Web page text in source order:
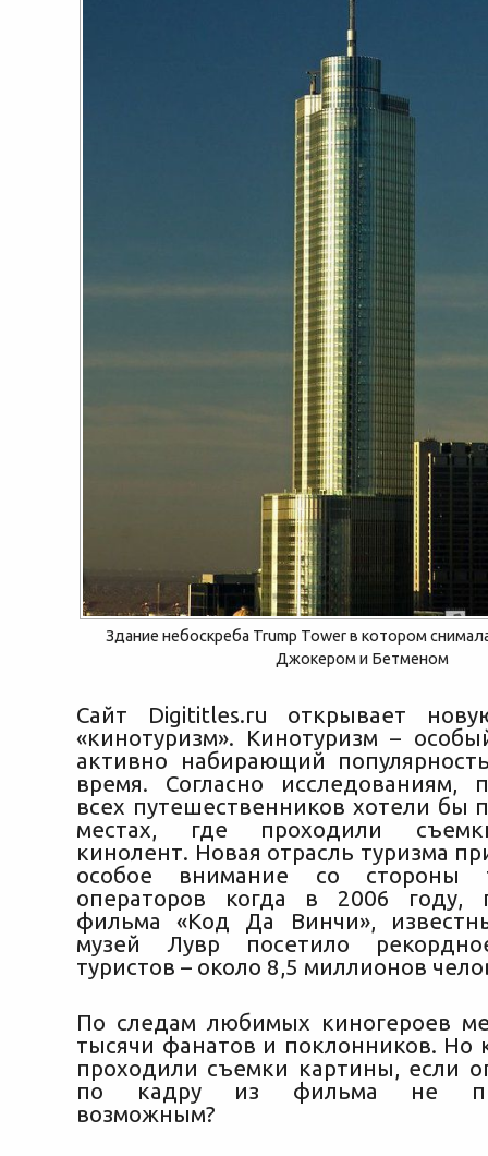
Здание небоскреба Trump Tower в котором
Джокером и Бетменом
Сайт Digititles.ru открывает
«кинотуризм». Кинотуризм –
активно набирающий
время. Согласно исследованиям,
всех путешественников хотели бы
местах, где проходили
кинолент. Новая отрасль туризма
особое внимание со стороны
операторов когда в 2006 году,
фильма «Код Да Винчи»,
музей Лувр посетило
туристов – около 8,5 миллионов
По следам любимых киногероев
тысячи фанатов и поклонников. Но
проходили съемки картины, если
по кадру из фильма не
возможным?